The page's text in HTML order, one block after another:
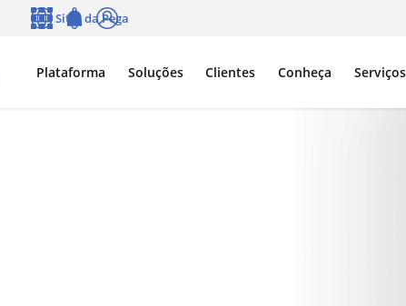
Plataforma Soluções Clientes Conheça
Sites da Pega